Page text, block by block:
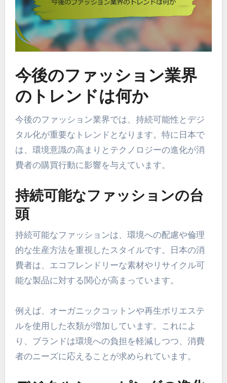
今後のファッション業界
のトレンドは何か
今後のファッション業界では、持続可能性とデジ
タル化が重要なトレンドとなります。特に日本で
は、環境意識の高まりとテクノロジーの進化が消
費者の購買行動に影響を与えています。
持続可能なファッションの台
頭
持続可能なファッションは、環境への配慮や倫理
的な生産方法を重視したスタイルです。日本の消
費者は、エコフレンドリーな素材やリサイクル可
能な製品に対する関心が高まっています。
例えば、オーガニックコットンや再生ポリエステ
ルを使用した衣類が増加しています。これによ
り、ブランドは環境への負担を軽減しつつ、消費
者のニーズに応えることが求められています。